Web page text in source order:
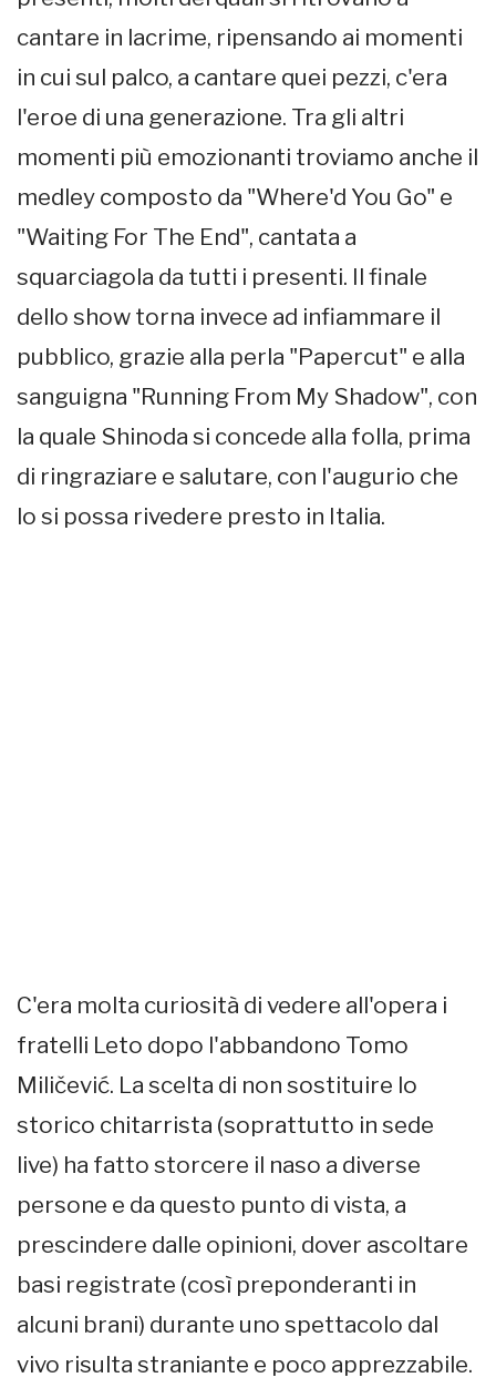
cantare in lacrime, ripensando ai momenti
in cui sul palco, a cantare quei pezzi, c'era
l'eroe di una generazione. Tra gli altri
momenti più emozionanti troviamo anche il
medley composto da "Where'd You Go" e
"Waiting For The End", cantata a
squarciagola da tutti i presenti. Il finale
dello show torna invece ad infiammare il
pubblico, grazie alla perla "Papercut" e alla
sanguigna "Running From My Shadow", con
la quale Shinoda si concede alla folla, prima
di ringraziare e salutare, con l'augurio che
lo si possa rivedere presto in Italia.
C'era molta curiosità di vedere all'opera i
fratelli Leto dopo l'abbandono Tomo
Miličević. La scelta di non sostituire lo
storico chitarrista (soprattutto in sede
live) ha fatto storcere il naso a diverse
persone e da questo punto di vista, a
prescindere dalle opinioni, dover ascoltare
basi registrate (così preponderanti in
alcuni brani) durante uno spettacolo dal
vivo risulta straniante e poco apprezzabile.